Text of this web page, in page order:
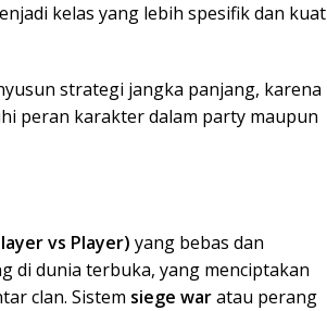
kelas yang lebih spesifik dan kuat
strategi jangka panjang, karena
peran karakter dalam party maupun
vs Player) yang bebas dan
di dunia terbuka, yang menciptakan
clan. Sistem siege waratau perang